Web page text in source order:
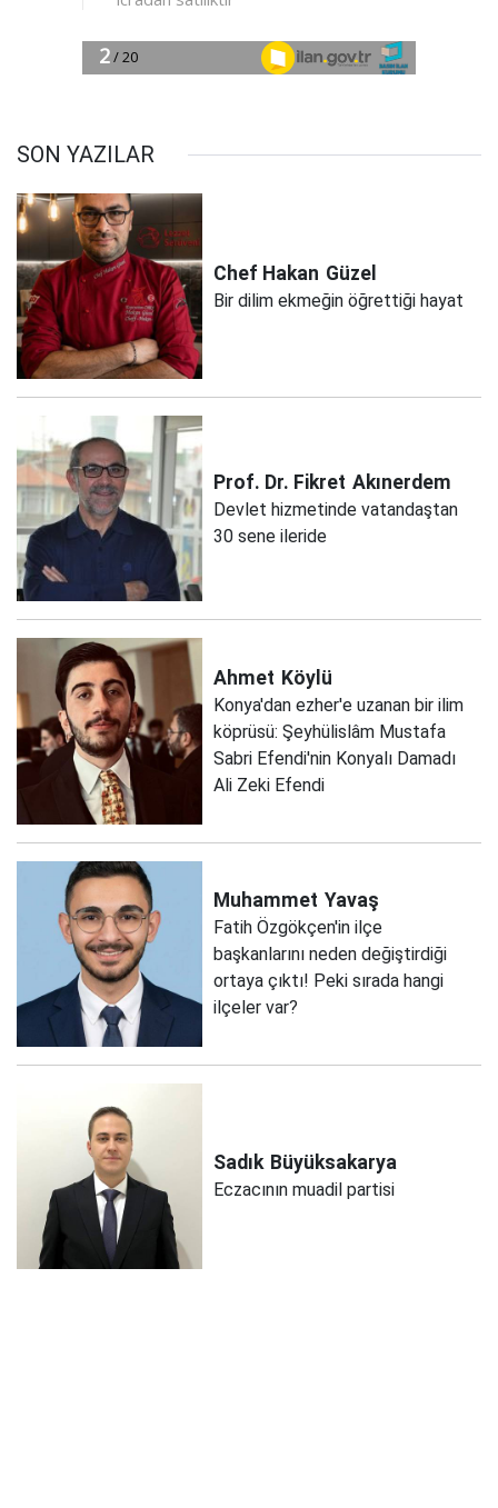
SON YAZILAR
Chef Hakan Güzel
Bir dilim ekmeğin öğrettiği hayat
Prof. Dr. Fikret Akınerdem
Devlet hizmetinde vatandaştan
30 sene ileride
Ahmet Köylü
Konya'dan ezher'e uzanan bir ilim
köprüsü: Şeyhülislâm Mustafa
Sabri Efendi'nin Konyalı Damadı
Ali Zeki Efendi
Muhammet Yavaş
Fatih Özgökçen'in ilçe
başkanlarını neden değiştirdiği
ortaya çıktı! Peki sırada hangi
ilçeler var?
Sadık Büyüksakarya
Eczacının muadil partisi